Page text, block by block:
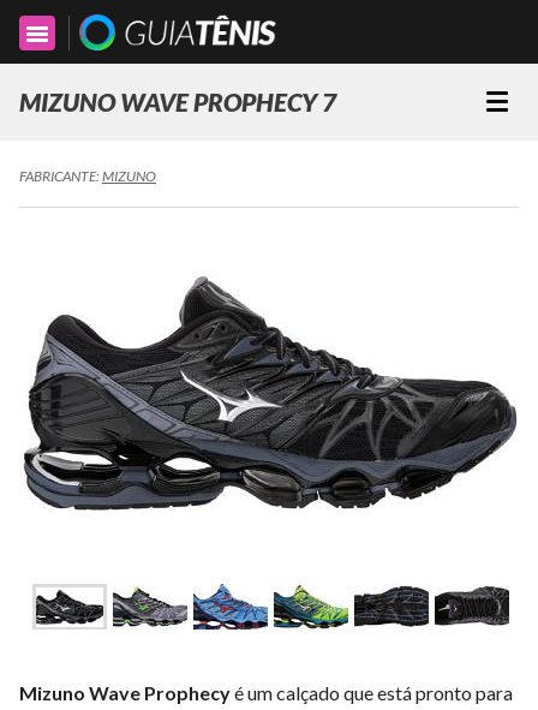
Toggle
navigation
MIZUNO WAVE PROPHECY 7
FABRICANTE:MIZUNO
Mizuno Wave Prophecyé um calçado que está pronto para